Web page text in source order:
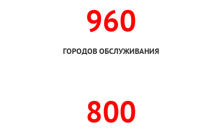
960
ГОРОДОВ ОБСЛУЖИВАНИЯ
800